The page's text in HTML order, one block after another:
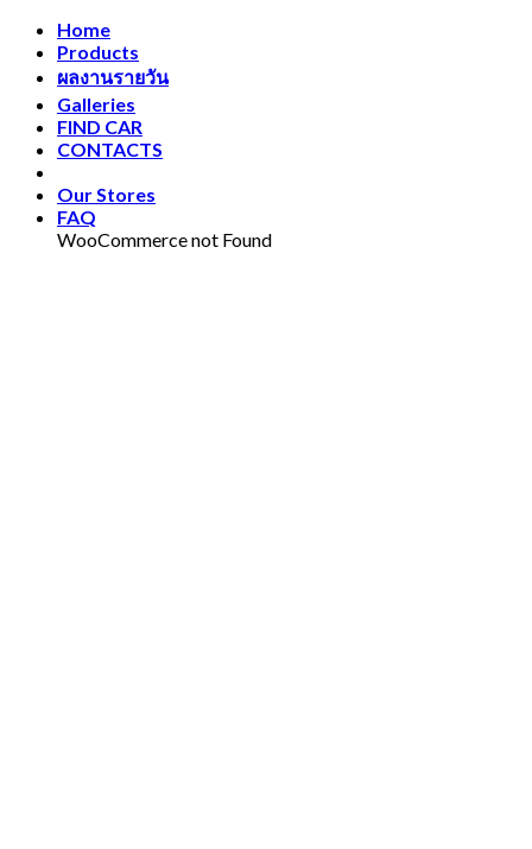
Home
Products
ผลงานรายวัน
Galleries
FIND CAR
CONTACTS
Our Stores
FAQ
WooCommerce not Found